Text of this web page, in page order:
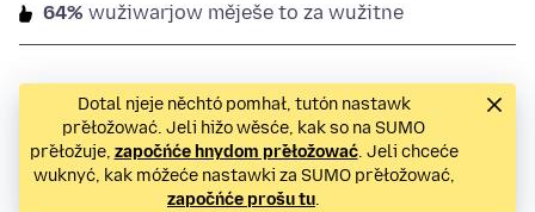
64% wužiwarjow měješe to za wužitne
Dotal njeje něchtó pomhał, tutón nastawk
přełožować. Jeli hižo wěsće, kak so na SUMO
přełožuje, započńće hnydom přełožować. Jeli chceće
wuknyć, kak móžeće nastawki za SUMO přełožować,
započńće prošu tu.